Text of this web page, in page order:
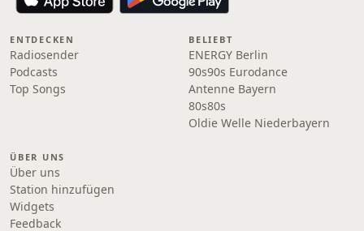
ENTDECKEN
Radiosender
Podcasts
Top Songs
BELIEBT
ENERGY Berlin
90s90s Eurodance
Antenne Bayern
80s80s
Oldie Welle Niederbayern
ÜBER UNS
Über uns
Station hinzufügen
Widgets
Feedback